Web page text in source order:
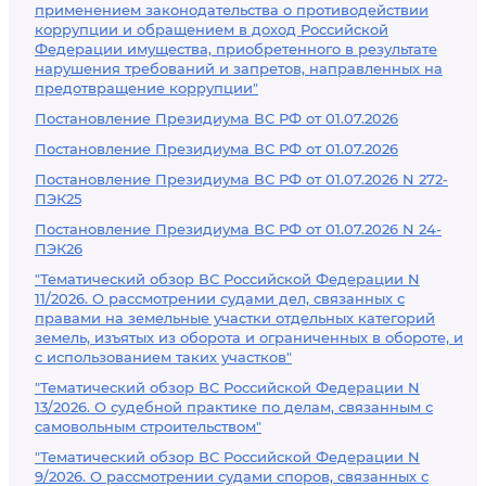
применением законодательства о противодействии
коррупции и обращением в доход Российской
Федерации имущества, приобретенного в результате
нарушения требований и запретов, направленных на
предотвращение коррупции"
Постановление Президиума ВС РФ от 01.07.2026
Постановление Президиума ВС РФ от 01.07.2026
Постановление Президиума ВС РФ от 01.07.2026 N 272-
ПЭК25
Постановление Президиума ВС РФ от 01.07.2026 N 24-
ПЭК26
"Тематический обзор ВС Российской Федерации N
11/2026. О рассмотрении судами дел, связанных с
правами на земельные участки отдельных категорий
земель, изъятых из оборота и ограниченных в обороте, и
с использованием таких участков"
"Тематический обзор ВС Российской Федерации N
13/2026. О судебной практике по делам, связанным с
самовольным строительством"
"Тематический обзор ВС Российской Федерации N
9/2026. О рассмотрении судами споров, связанных с